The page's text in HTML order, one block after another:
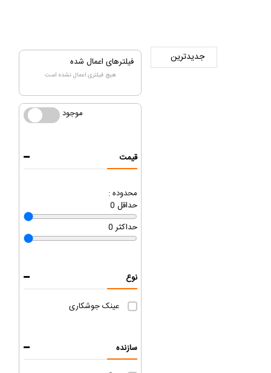
فیلترهای اعمال شده
هیچ فیلتری اعمال نشده است
موجود موجود
قیمت
محدوده :
0 حداقل
0 حداکثر
نوع
عینک جوشکاری
سازنده